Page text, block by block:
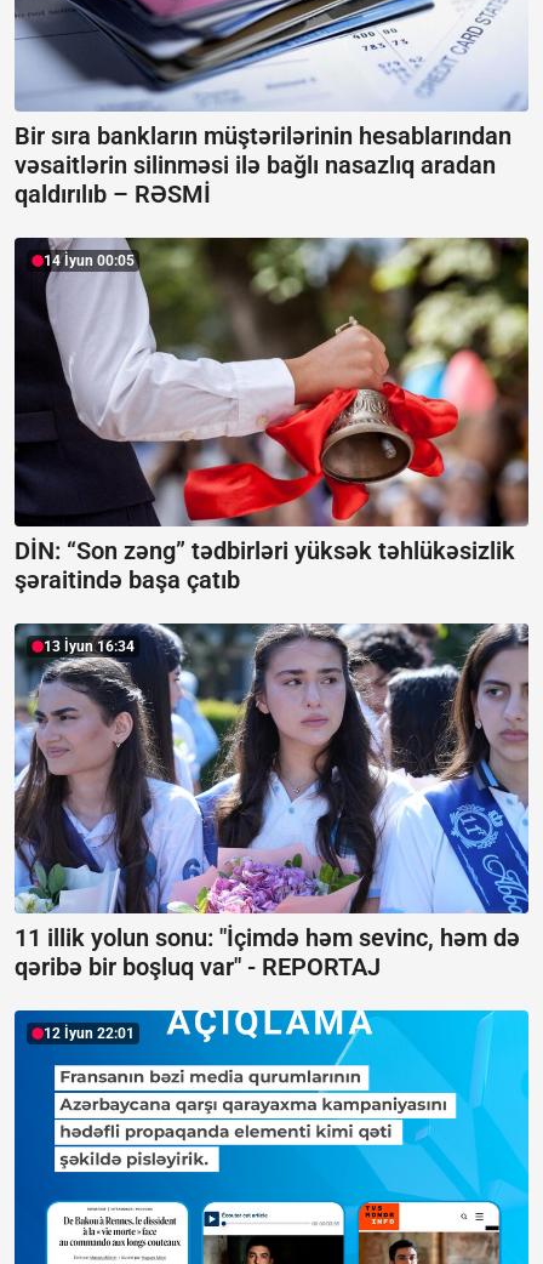
Bir sıra bankların müştərilərinin hesablarından
vəsaitlərin silinməsi ilə bağlı nasazlıq aradan
qaldırılıb – RƏSMİ
14 İyun 00:05
DİN: “Son zəng” tədbirləri yüksək təhlükəsizlik
şəraitində başa çatıb
13 İyun 16:34
11 illik yolun sonu: "İçimdə həm sevinc, həm də
qəribə bir boşluq var" - REPORTAJ
12 İyun 22:01